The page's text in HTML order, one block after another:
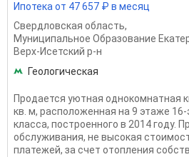
Ипотека от 47 657 ₽ в месяц
Свердловская область,
Муниципальное Образование
Верх-Исетский р-н
Геологическая
Продается уютная однокомнатная
кв. м, расположенная на 9 этаже
класса, построенного в 2014 году.
обслуживания, не высокая
платежей, за счет отопления